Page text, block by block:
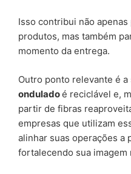
Isso contribui não
produtos, mas também
momento da entrega.
Outro ponto relevante é
onduladoé reciclável e,
partir de fibras
empresas que utilizam
alinhar suas operações a
fortalecendo sua imagem